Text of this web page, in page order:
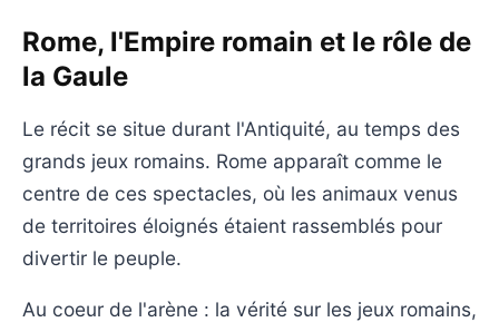
Rome, l'Empire romain et le rôle de
la Gaule
Le récit se situe durant l'Antiquité, au temps des
grands jeux romains. Rome apparaît comme le
centre de ces spectacles, où les animaux venus
de territoires éloignés étaient rassemblés pour
divertir le peuple.
Au coeur de l'arène : la vérité sur les jeux romains,